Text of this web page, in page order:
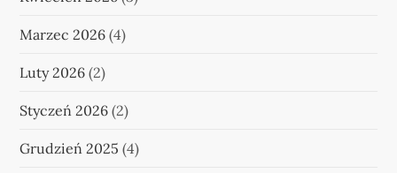
Marzec 2026 (4)
Luty 2026 (2)
Styczeń 2026 (2)
Grudzień 2025 (4)